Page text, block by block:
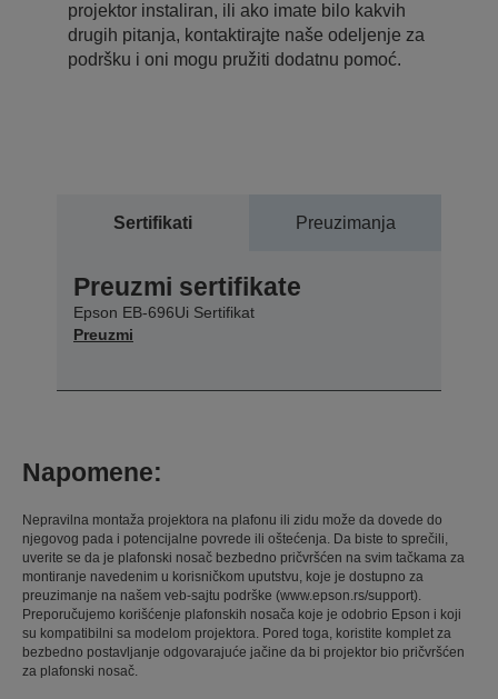
projektor instaliran, ili ako imate bilo kakvih
drugih pitanja, kontaktirajte naše odeljenje za
podršku i oni mogu pružiti dodatnu pomoć.
Sertifikati Preuzimanja
Preuzmi sertifikate
Epson EB-696Ui Sertifikat
Preuzmi
Napomene:
Nepravilna montaža projektora na plafonu ili zidu može da dovede do
njegovog pada i potencijalne povrede ili oštećenja. Da biste to sprečili,
uverite se da je plafonski nosač bezbedno pričvršćen na svim tačkama za
montiranje navedenim u korisničkom uputstvu, koje je dostupno za
preuzimanje na našem veb-sajtu podrške (www.epson.rs/support).
Preporučujemo korišćenje plafonskih nosača koje je odobrio Epson i koji
su kompatibilni sa modelom projektora. Pored toga, koristite komplet za
bezbedno postavljanje odgovarajuće jačine da bi projektor bio pričvršćen
za plafonski nosač.